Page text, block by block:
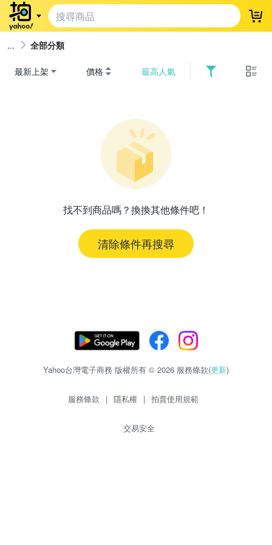
登
全部分類
最新上架 價格 最高人氣
找不到商品嗎？換換其他條件吧！
清除條件再搜尋
Yahoo台灣電子商務 版權所有 © 2026 服務條款(更新)
服務條款 | 隱私權 | 拍賣使用規範
交易安全